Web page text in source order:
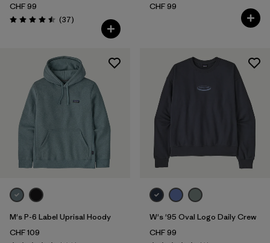
CHF 99
Évaluation: 4.5 / 5
(37Avis
)
CHF 99
M's P-6 Label Uprisal Hoody
CHF 109
W's '95 Oval Logo Daily Crew
CHF 99